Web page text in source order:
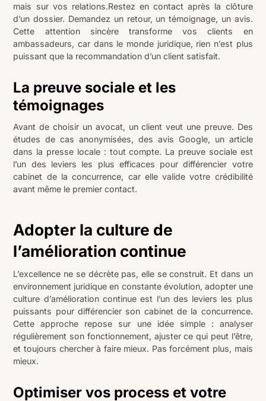
mais sur vos relations.Restez en contact après la clôture
d’un dossier. Demandez un retour, un témoignage, un avis.
Cette attention sincère transforme vos clients en
ambassadeurs, car dans le monde juridique, rien n’est plus
puissant que la recommandation d’un client satisfait.
La preuve sociale et les
témoignages
Avant de choisir un avocat, un client veut une preuve. Des
études de cas anonymisées, des avis Google, un article
dans la presse locale : tout compte. La preuve sociale est
l’un des leviers les plus efficaces pour différencier votre
cabinet de la concurrence, car elle valide votre crédibilité
avant même le premier contact.
Adopter la culture de
l’amélioration continue
L’excellence ne se décrète pas, elle se construit. Et dans un
environnement juridique en constante évolution, adopter une
culture d’amélioration continue est l’un des leviers les plus
puissants pour différencier son cabinet de la concurrence.
Cette approche repose sur une idée simple : analyser
régulièrement son fonctionnement, ajuster ce qui peut l’être,
et toujours chercher à faire mieux. Pas forcément plus, mais
mieux.
Optimiser vos process et votre